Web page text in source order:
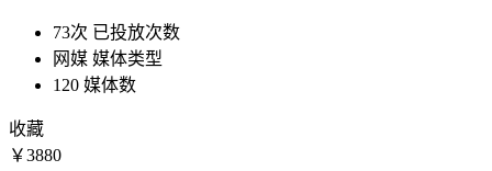
73次 已投放次数
网媒 媒体类型
120 媒体数
收藏
￥3880